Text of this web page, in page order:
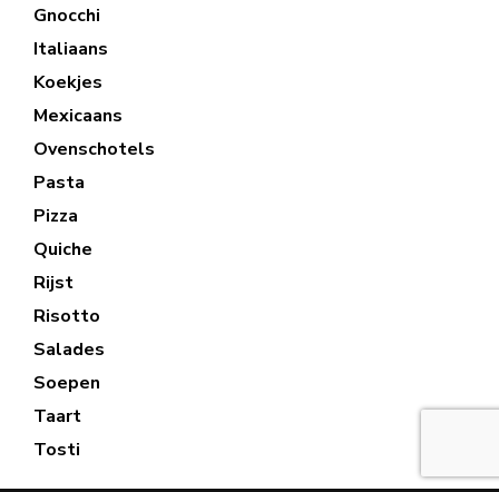
Gnocchi
Italiaans
Koekjes
Mexicaans
Ovenschotels
Pasta
Pizza
Quiche
Rijst
Risotto
Salades
Soepen
Taart
Tosti